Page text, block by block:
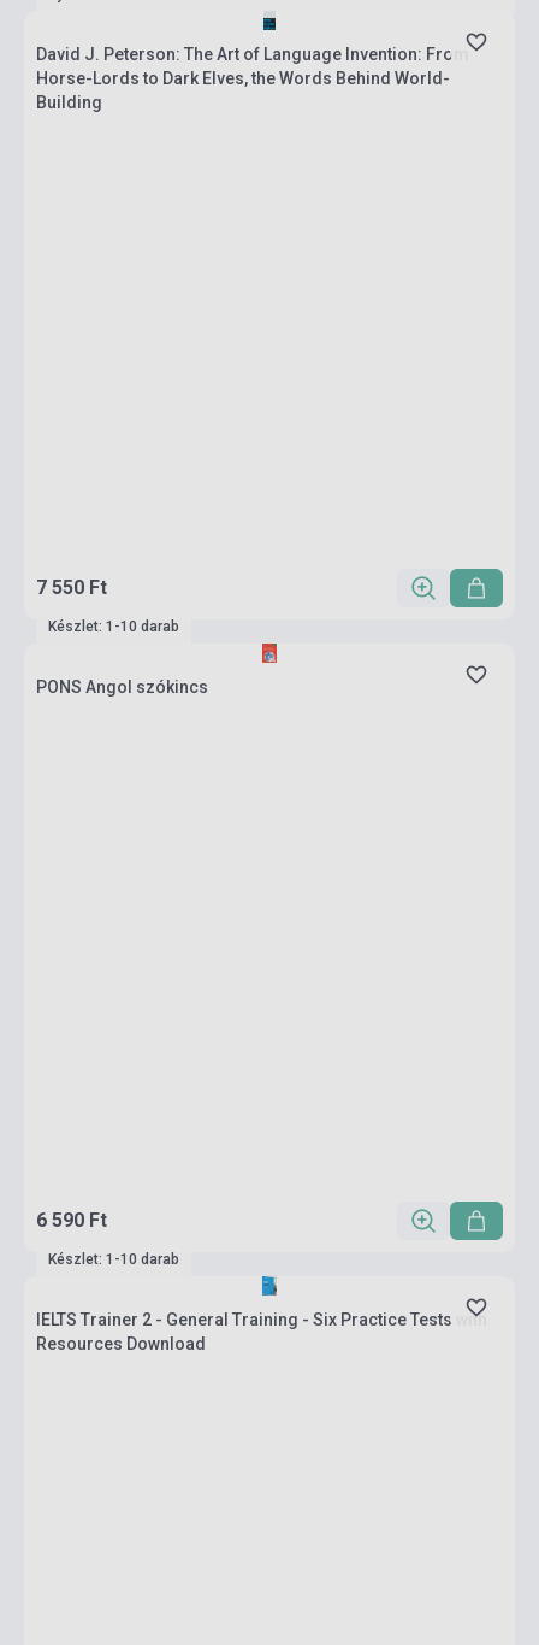
David J. Peterson: The Art of Language Invention: From
Horse-Lords to Dark Elves, the Words Behind World-
Building
7 550 Ft
Készlet: 1-10 darab
PONS Angol szókincs
6 590 Ft
Készlet: 1-10 darab
IELTS Trainer 2 - General Training - Six Practice Tests with
Resources Download